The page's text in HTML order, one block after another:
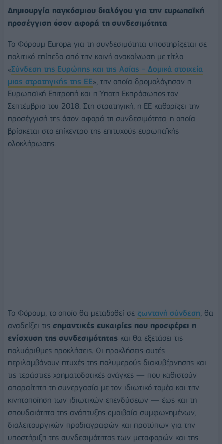
Δημιουργία παγκόσμιου διαλόγου για την ευρωπαϊκή
προσέγγιση όσον αφορά τη συνδεσιμότητα
Το Φόρουμ Europa για τη συνδεσιμότητα υποστηρίζεται σε
πολιτικό επίπεδο από την κοινή ανακοίνωση με τίτλο
«Σύνδεση της Ευρώπης και της Ασίας - Δομικά στοιχεία
μιας στρατηγικής της ΕΕ», την οποία δρομολόγησαν η
Ευρωπαϊκή Επιτροπή και η Ύπατη Εκπρόσωπος τον
Σεπτέμβριο του 2018. Στη στρατηγική, η ΕΕ καθορίζει την
προσέγγισή της όσον αφορά τη συνδεσιμότητα, η οποία
βρίσκεται στο επίκεντρο της επιτυχούς ευρωπαϊκής
ολοκλήρωσης.
Το Φόρουμ, το οποίο θα μεταδοθεί σε ζωντανή σύνδεση , θα
αναδείξει τις σημαντικές ευκαιρίες που προσφέρει η
ενίσχυση της συνδεσιμότητας και θα εξετάσει τις
πολυάριθμες προκλήσεις. Οι προκλήσεις αυτές
περιλαμβάνουν πτυχές της πολυμερούς διακυβέρνησης και
τις τεράστιες χρηματοδοτικές ανάγκες — που καθιστούν
απαραίτητη τη συνεργασία με τον ιδιωτικό τομέα και την
κινητοποίηση των ιδιωτικών επενδύσεων — έως και τη
σπουδαιότητα της ανάπτυξης αμοιβαία συμφωνημένων,
διαλειτουργικών προδιαγραφών και προτύπων για την
υποστήριξη της συνδεσιμότητας των μεταφορών και της